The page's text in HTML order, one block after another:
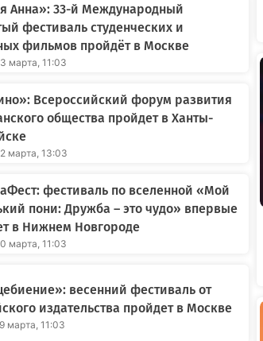
Анна»: 33-й Международный
фестиваль студенческих и
фильмов пройдёт в Москве
марта, 11:03
Всероссийский форум развития
общества пройдет в Ханты-
марта, 13:03
фестиваль по вселенной «Мой
пони: Дружба – это чудо» впервые
в Нижнем Новгороде
марта, 11:03
весенний фестиваль от
издательства пройдет в Москве
марта, 11:03